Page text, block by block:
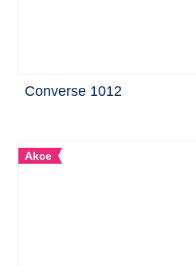
Converse 1012
Akce